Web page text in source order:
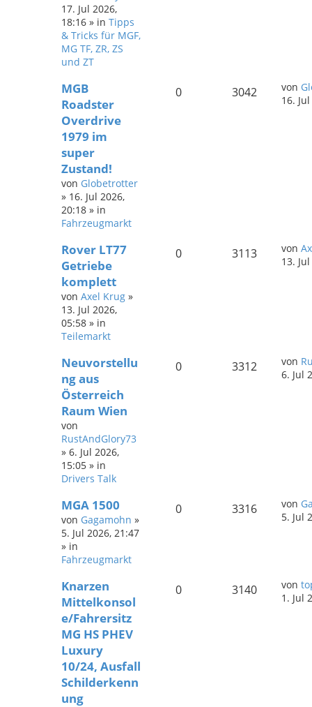
17. Jul 2026,
18:16 » in Tipps
& Tricks für MGF,
MG TF, ZR, ZS
und ZT
MGB
Roadster
Overdrive
1979 im
super
Zustand!
von Globetrotter
» 16. Jul 2026,
20:18 » in
Fahrzeugmarkt
0 3042 von
16.
Rover LT77
Getriebe
komplett
von Axel Krug »
13. Jul 2026,
05:58 » in
Teilemarkt
0 3113 von
13.
Neuvorstellu
ng aus
Österreich
Raum Wien
von
RustAndGlory73
» 6. Jul 2026,
15:05 » in
Drivers Talk
0 3312 von
6. Jul
MGA 1500
von Gagamohn »
5. Jul 2026, 21:47
» in
Fahrzeugmarkt
0 3316 von
5. Jul
Knarzen
Mittelkonsol
e/Fahrersitz
MG HS PHEV
Luxury
10/24, Ausfall
Schilderkenn
ung
0 3140 von
1. Jul